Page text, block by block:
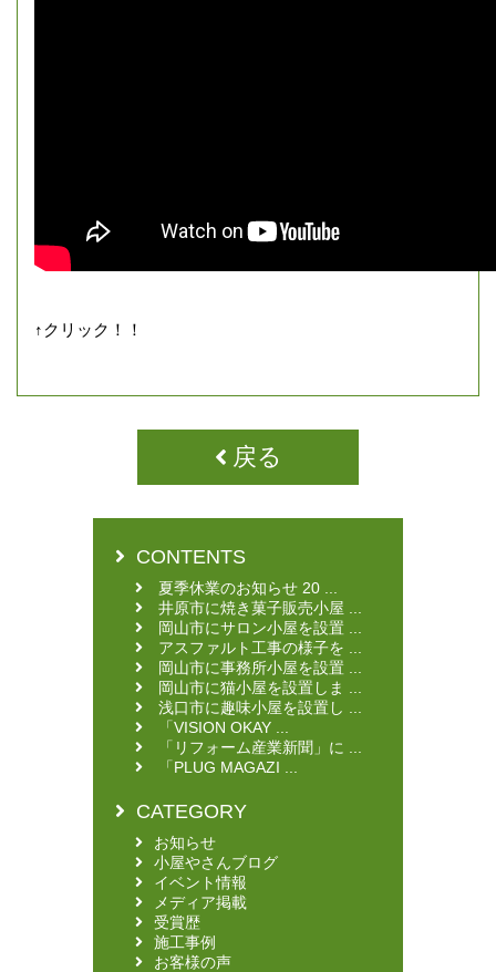
↑クリック！！
戻る
CONTENTS
夏季休業のお知らせ 20 ...
井原市に焼き菓子販売小屋 ...
岡山市にサロン小屋を設置 ...
アスファルト工事の様子を ...
岡山市に事務所小屋を設置 ...
岡山市に猫小屋を設置しま ...
浅口市に趣味小屋を設置し ...
「VISION OKAY ...
「リフォーム産業新聞」に ...
「PLUG MAGAZI ...
CATEGORY
お知らせ
小屋やさんブログ
イベント情報
メディア掲載
受賞歴
施工事例
お客様の声